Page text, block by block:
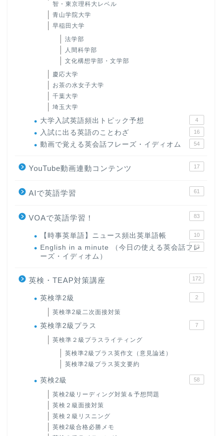
智・東京理科大レベル
青山学院大学
早稲田大学
法学部
人間科学部
文化構想学部・文学部
慶応大学
お茶の水女子大学
千葉大学
埼玉大学
大学入試英語頻出トピック予想 4
入試に出る英語のことわざ 16
動画で覚える英会話フレーズ・イディオム 54
YouTube動画連動コンテンツ 17
AIで英語学習 61
VOAで英語学習！ 83
【時事英単語】ニュース頻出英単語帳 10
English in a minute （今日の使える英会話フレ
ーズ・イディオム）
63
英検・TEAP対策講座 172
英検準2級 2
英検準2級二次面接対策
英検準2級プラス 7
英検準２級プラスライティング
英検準2級プラス英作文（意見論述）
英検準2級プラス英文要約
英検2級 58
英検2級リーディング対策＆予想問題
英検２級面接対策
英検２級リスニング
英検2級合格必勝メモ